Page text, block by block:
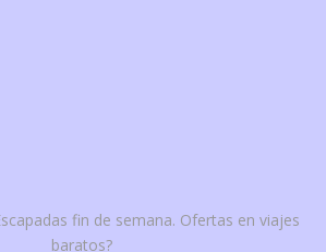
fin de semana. Ofertas en viajes
baratos?